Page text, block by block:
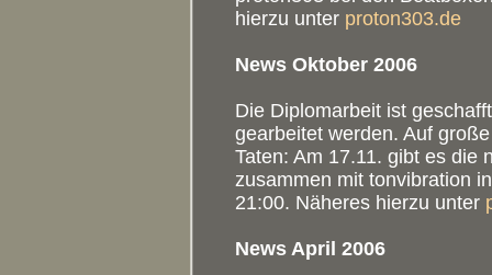
hierzu unter proton303.de
News Oktober 2006
Die Diplomarbeit ist
gearbeitet werden. Auf
Taten: Am 17.11. gibt es die
zusammen mit tonvibration
21:00. Näheres hierzu unter
News April 2006